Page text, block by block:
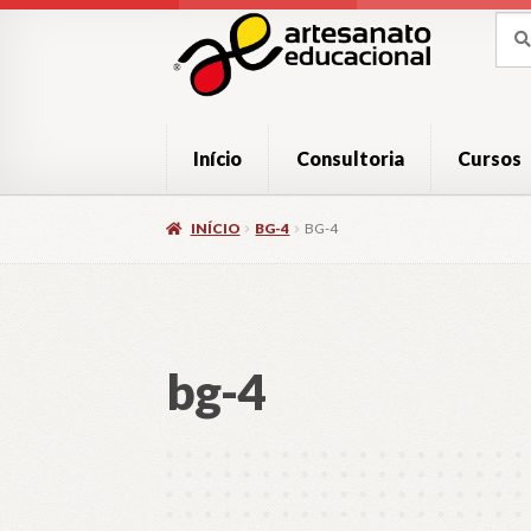
para
navegação
para
por:
Início Consultoria Cursos
INÍCIO BG-4 BG-4
bg-4